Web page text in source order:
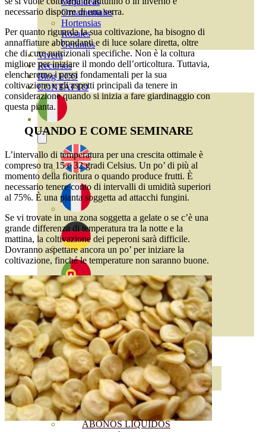
Ornamentales
Hortensias
Rosales
Geranios
Vivero
Recursos
Blog ECO
CONTATTO
ABONOS ECO
VER TODOS
ABONOS LÍQUIDOS
necessario disporre di una serra.
Per quanto riguarda la sua coltivazione, ha bisogno di
annaffiature abbondanti e di luce solare diretta, oltre
che di cure nutrizionali specifiche. Non è la coltura
migliore per iniziare il mondo dell’orticoltura. Tuttavia,
elencheremo i passi fondamentali per la sua
coltivazione e gli aspetti principali da tenere in
considerazione quando si inizia a fare giardinaggio con
questa pianta.
QUANDO E COME SEMINARE
L’intervallo di temperatura per una crescita ottimale è
compreso tra 15 e 32 gradi Celsius. Un po’ di più al
momento della fioritura o quando produce frutti. È
necessario tenere conto di intervalli di umidità superiori
al 75%. È una pianta soggetta ad attacchi fungini.
Se vi trovate in una zona soggetta a gelate o se c’è una
grande differenza di temperatura tra la notte e la
mattina, la coltivazione dei peperoni sarà difficile.
Dovranno aspettare ancora un po’ per iniziare la
coltivazione, finché le temperature non saranno buone.